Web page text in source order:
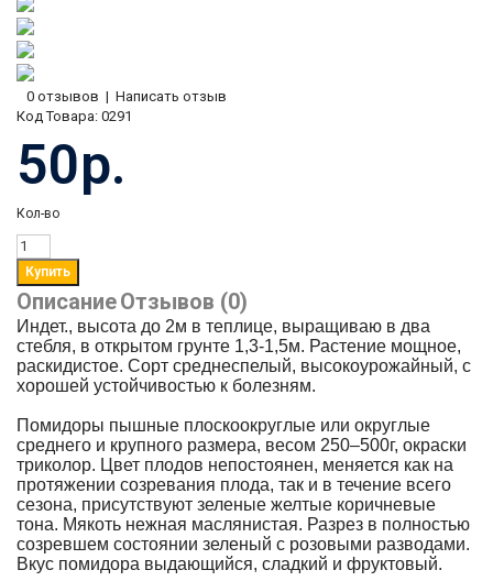
0 отзывов | Написать отзыв
Код Товара: 0291
50р.
Кол-во
ОписаниеОтзывов (0)
Индет., высота до 2м в теплице, выращиваю в два
стебля, в открытом грунте 1,3-1,5м. Растение мощное,
раскидистое. Сорт среднеспелый, высокоурожайный, с
хорошей устойчивостью к болезням.
Помидоры пышные плоскоокруглые или округлые
среднего и крупного размера, весом 250–500г, окраски
триколор. Цвет плодов непостоянен, меняется как на
протяжении созревания плода, так и в течение всего
сезона, присутствуют зеленые желтые коричневые
тона. Мякоть нежная маслянистая. Разрез в полностью
созревшем состоянии зеленый с розовыми разводами.
Вкус помидора выдающийся, сладкий и фруктовый.